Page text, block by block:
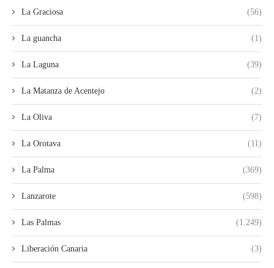
La Graciosa (56)
La guancha (1)
La Laguna (39)
La Matanza de Acentejo (2)
La Oliva (7)
La Orotava (11)
La Palma (369)
Lanzarote (598)
Las Palmas (1.249)
Liberación Canaria (3)